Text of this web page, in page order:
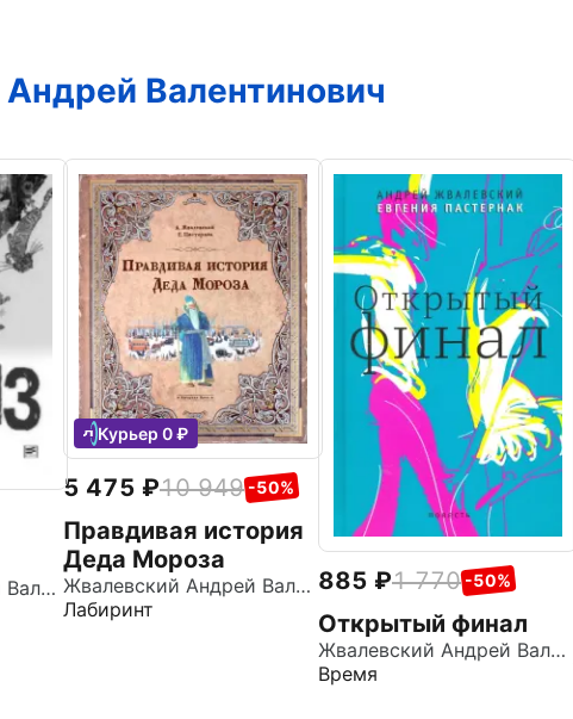
Валентинович
Жвалевский Андрей Валентинович
Курьер 0 ₽
5 475 10 949 -50%
Правдивая история
Деда Мороза
Жвалевский Андрей Валентинович
Лабиринт
885 1 770 -50%
Открытый финал
Жвалевский Андрей Валентинович
Время